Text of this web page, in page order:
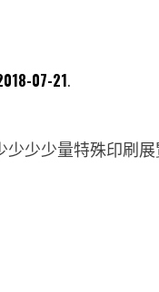
07-21
少少量特殊印刷